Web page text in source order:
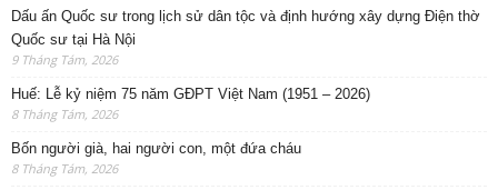
Dấu ấn Quốc sư trong lịch sử dân tộc và định hướng xây dựng Điện thờ
Quốc sư tại Hà Nội
9 Tháng Tám, 2026
Huế: Lễ kỷ niệm 75 năm GĐPT Việt Nam (1951 – 2026)
8 Tháng Tám, 2026
Bốn người già, hai người con, một đứa cháu
8 Tháng Tám, 2026